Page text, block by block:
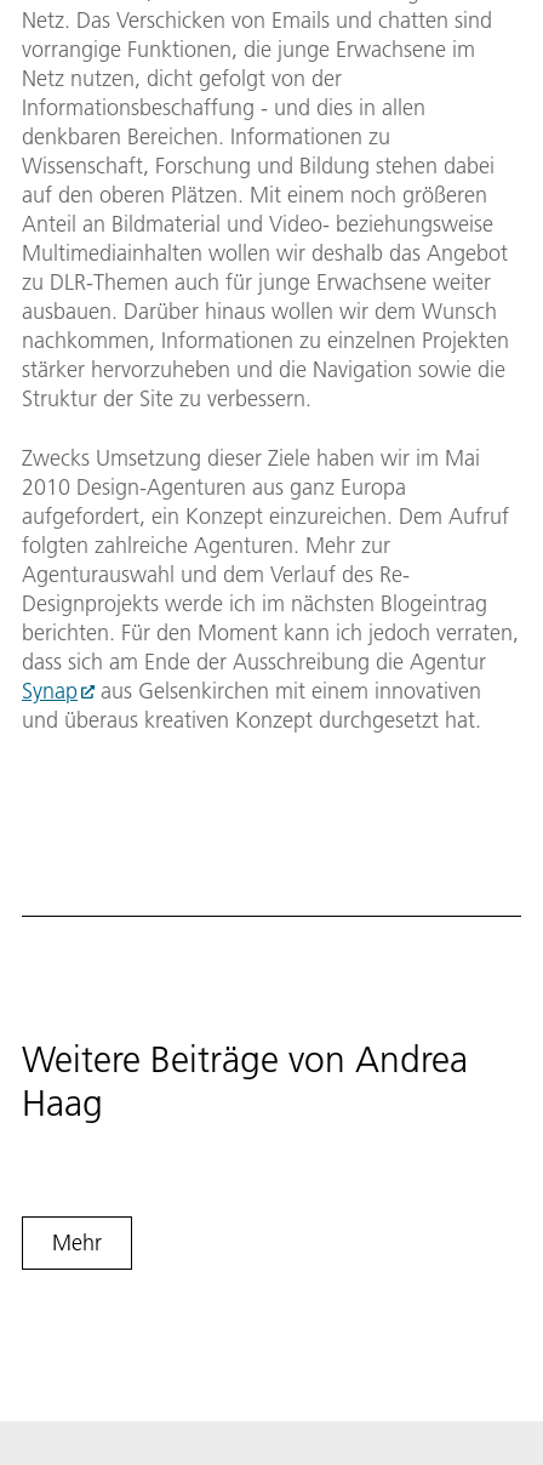
Netz. Das Verschicken von Emails und chatten sind
vorrangige Funktionen, die junge Erwachsene im
Netz nutzen, dicht gefolgt von der
Informationsbeschaffung - und dies in allen
denkbaren Bereichen. Informationen zu
Wissenschaft, Forschung und Bildung stehen dabei
auf den oberen Plätzen. Mit einem noch größeren
Anteil an Bildmaterial und Video- beziehungsweise
Multimediainhalten wollen wir deshalb das Angebot
zu DLR-Themen auch für junge Erwachsene weiter
ausbauen. Darüber hinaus wollen wir dem Wunsch
nachkommen, Informationen zu einzelnen Projekten
stärker hervorzuheben und die Navigation sowie die
Struktur der Site zu verbessern.
Zwecks Umsetzung dieser Ziele haben wir im Mai
2010 Design-Agenturen aus ganz Europa
aufgefordert, ein Konzept einzureichen. Dem Aufruf
folgten zahlreiche Agenturen. Mehr zur
Agenturauswahl und dem Verlauf des Re-
Designprojekts werde ich im nächsten Blogeintrag
berichten. Für den Moment kann ich jedoch verraten,
dass sich am Ende der Ausschreibung die Agentur
Synap
aus Gelsenkirchen mit einem innovativen
und überaus kreativen Konzept durchgesetzt hat.
Weitere Beiträge von Andrea
Haag
Mehr